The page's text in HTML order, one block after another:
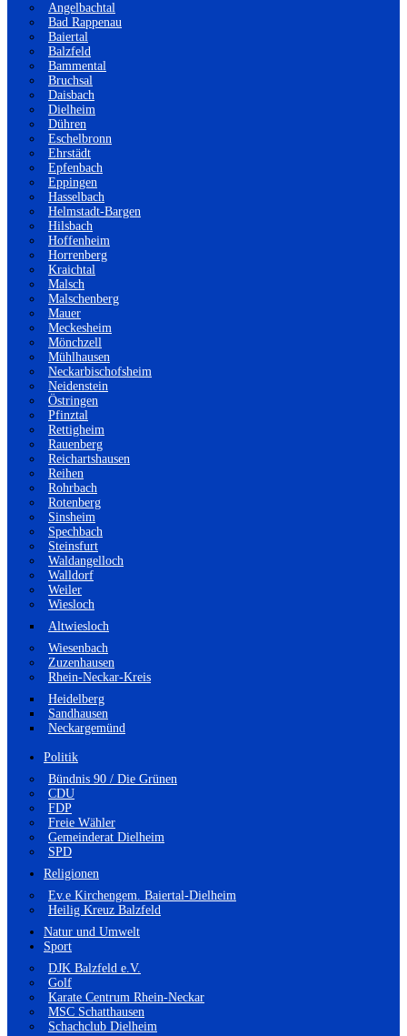
Angelbachtal
Bad Rappenau
Baiertal
Balzfeld
Bammental
Bruchsal
Daisbach
Dielheim
Dühren
Eschelbronn
Ehrstädt
Epfenbach
Eppingen
Hasselbach
Helmstadt-Bargen
Hilsbach
Hoffenheim
Horrenberg
Kraichtal
Malsch
Malschenberg
Mauer
Meckesheim
Mönchzell
Mühlhausen
Neckarbischofsheim
Neidenstein
Östringen
Pfinztal
Rettigheim
Rauenberg
Reichartshausen
Reihen
Rohrbach
Rotenberg
Sinsheim
Spechbach
Steinsfurt
Waldangelloch
Walldorf
Weiler
Wiesloch
Altwiesloch
Wiesenbach
Zuzenhausen
Rhein-Neckar-Kreis
Heidelberg
Sandhausen
Neckargemünd
Politik
Bündnis 90 / Die Grünen
CDU
FDP
Freie Wähler
Gemeinderat Dielheim
SPD
Religionen
Ev.e Kirchengem. Baiertal-Dielheim
Heilig Kreuz Balzfeld
Natur und Umwelt
Sport
DJK Balzfeld e.V.
Golf
Karate Centrum Rhein-Neckar
MSC Schatthausen
Schachclub Dielheim